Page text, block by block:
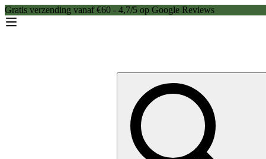
Gratis verzending vanaf €60 - 4,7/5 op Google Reviews